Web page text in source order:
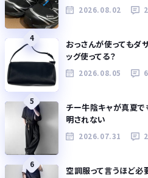
2026.08.02 2
4
おっさんが使ってもダ
ッグ使ってる？
2026.08.05 6
5
チー牛陰キャが真夏で
明されない
2026.07.31 2
6
空調服って言うほど必